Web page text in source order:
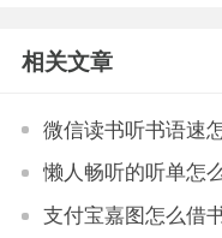
相关文章
懒人畅听的听单怎
支付宝嘉图怎么借